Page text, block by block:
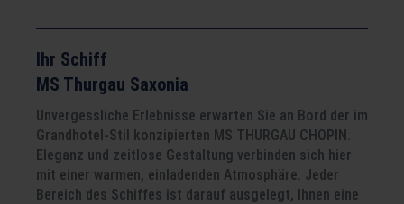
Ihr Schiff
MS Thurgau Saxonia
Unvergessliche Erlebnisse erwarten Sie an Bord der im
Grandhotel-Stil konzipierten MS THURGAU CHOPIN.
Eleganz und zeitlose Gestaltung verbinden sich hier
mit einer warmen, einladenden Atmosphäre. Jeder
Bereich des Schiffes ist darauf ausgelegt, Ihnen eine